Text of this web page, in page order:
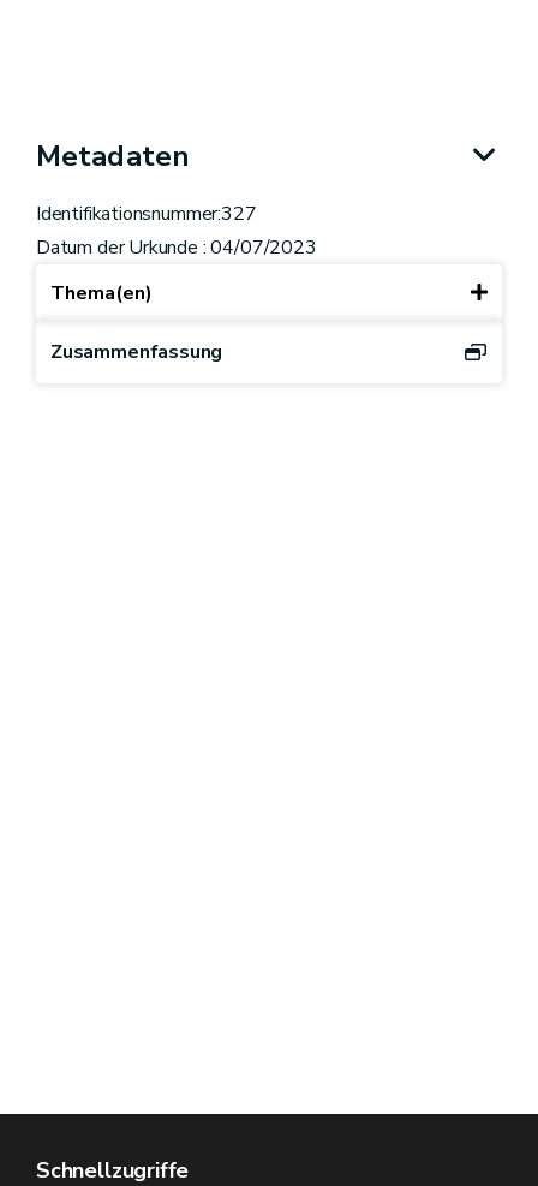
Metadaten
Identifikationsnummer:327
Datum der Urkunde : 04/07/2023
Thema(en)
Zusammenfassung
Schnellzugriffe